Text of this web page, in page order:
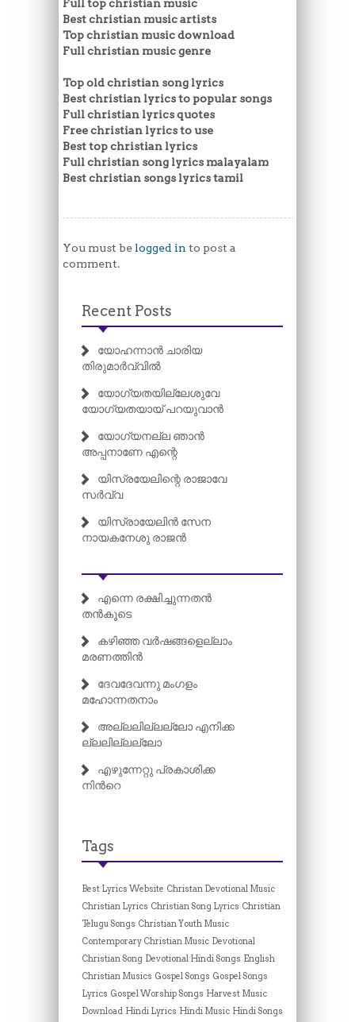
Full top christian music
Best christian music artists
Top christian music download
Full christian music genre
Top old christian song lyrics
Best christian lyrics to popular songs
Full christian lyrics quotes
Free christian lyrics to use
Best top christian lyrics
Full christian song lyrics malayalam
Best christian songs lyrics tamil
You must be logged in to post a
comment.
Recent Posts
യോഹന്നാൻ ചാരിയ
തിരുമാർവ്വിൽ
യോഗ്യതയില്ലേശുവേ
യോഗ്യതയായ് പറയുവാൻ
യോഗ്യനല്ല ഞാൻ
അപ്പനാണേ എന്റെ
യിസ്രയേലിന്റെ രാജാവേ
സർവ്വ
യിസ്രായേലിൻ സേന
നായകനേശു രാജൻ
എന്നെ രക്ഷിച്ചുന്നതൻ
തൻകൂടെ
കഴിഞ്ഞ വർഷങ്ങളെല്ലാം
മരണത്തിൻ
ദേവദേവന്നു മംഗളം
മഹോന്നതനാം
അല്ലലില്ലല്ലോ എനിക്ക
ല്ലലില്ലല്ലോ
എഴുന്നേറ്റു പ്രകാശിക്ക
നിന്‍റെ
Tags
Best Lyrics Website Christan Devotional Music
Christian Lyrics Christian Song Lyrics Christian
Telugu Songs Christian Youth Music
Contemporary Christian Music Devotional
Christian Song Devotional Hindi Songs English
Christian Musics Gospel Songs Gospel Songs
Lyrics Gospel Worship Songs Harvest Music
Download Hindi Lyrics Hindi Music Hindi Songs